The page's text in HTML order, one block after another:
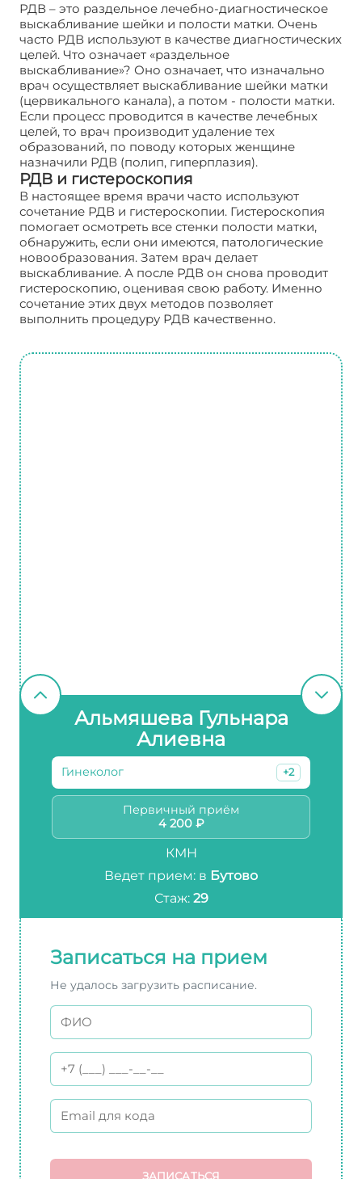
РДВ – это раздельное лечебно-диагностическое
выскабливание шейки и полости матки. Очень
часто РДВ используют в качестве диагностических
целей. Что означает «раздельное
выскабливание»? Оно означает, что изначально
врач осуществляет выскабливание шейки матки
(цервикального канала), а потом - полости матки.
Если процесс проводится в качестве лечебных
целей, то врач производит удаление тех
образований, по поводу которых женщине
назначили РДВ (полип, гиперплазия).
РДВ и гистероскопия
В настоящее время врачи часто используют
сочетание РДВ и гистероскопии. Гистероскопия
помогает осмотреть все стенки полости матки,
обнаружить, если они имеются, патологические
новообразования. Затем врач делает
выскабливание. А после РДВ он снова проводит
гистероскопию, оценивая свою работу. Именно
сочетание этих двух методов позволяет
выполнить процедуру РДВ качественно.
Альмяшева Гульнара
Алиевна
Гинеколог +2
Первичный приём
4 200 ₽
КМН
Ведет прием: в Бутово
Стаж: 29
Записаться на прием
Не удалось загрузить расписание.
ЗАПИСАТЬСЯ